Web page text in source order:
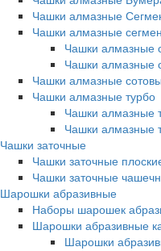
Чашки алмазные
Чашки алмазные
Чашки алмазные
Чашки алмазные
Чашки алмазные
Чашки алмазные турбо
Чашки алмазные
Чашки алмазные
Чашки заточные
Чашки заточные
Чашки заточные
Шарошки абразивные
Наборы шарошек
Шарошки абразивные
Шарошки